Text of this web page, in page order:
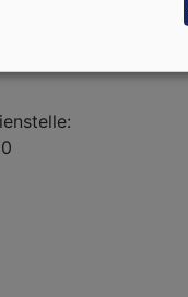
409.